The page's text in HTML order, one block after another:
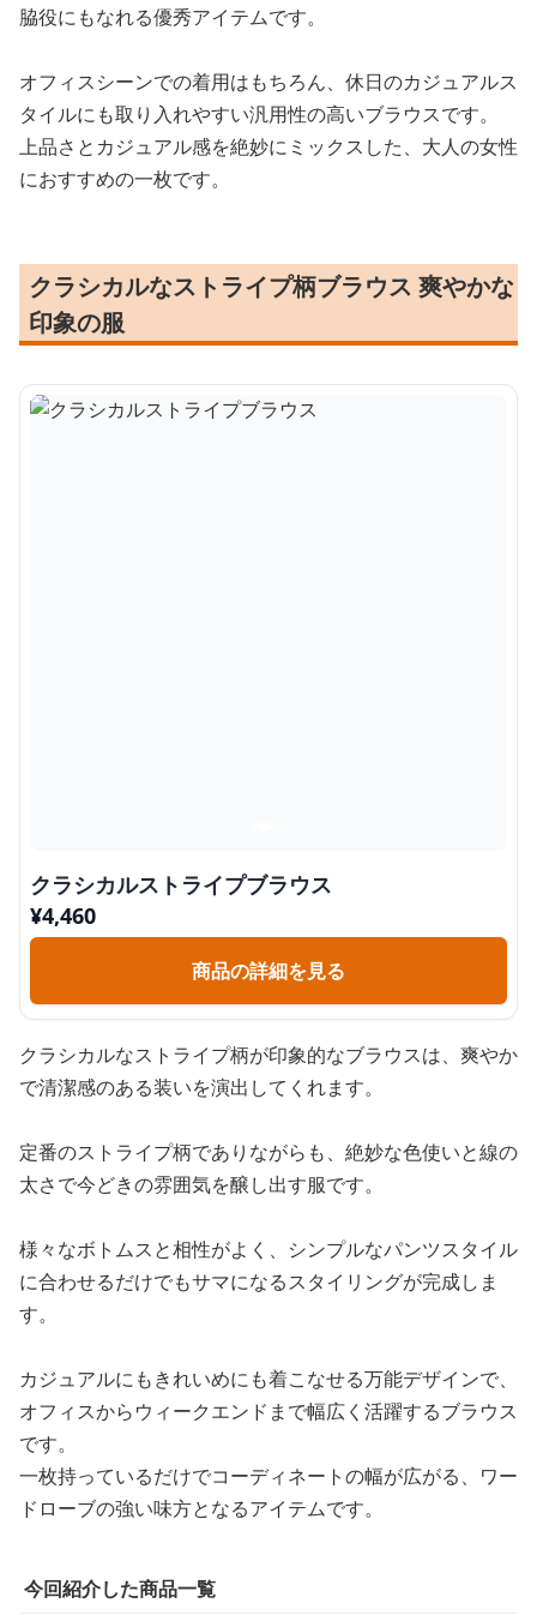
脇役にもなれる優秀アイテムです。
オフィスシーンでの着用はもちろん、休日のカジュアルス
タイルにも取り入れやすい汎用性の高いブラウスです。
上品さとカジュアル感を絶妙にミックスした、大人の女性
におすすめの一枚です。
クラシカルなストライプ柄ブラウス 爽やかな
印象の服
クラシカルストライプブラウス
¥4,460
商品の詳細を見る
クラシカルなストライプ柄が印象的なブラウスは、爽やか
で清潔感のある装いを演出してくれます。
定番のストライプ柄でありながらも、絶妙な色使いと線の
太さで今どきの雰囲気を醸し出す服です。
様々なボトムスと相性がよく、シンプルなパンツスタイル
に合わせるだけでもサマになるスタイリングが完成しま
す。
カジュアルにもきれいめにも着こなせる万能デザインで、
オフィスからウィークエンドまで幅広く活躍するブラウス
です。
一枚持っているだけでコーディネートの幅が広がる、ワー
ドローブの強い味方となるアイテムです。
今回紹介した商品一覧